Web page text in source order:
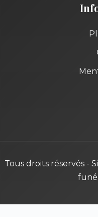
Tous droits réservés -